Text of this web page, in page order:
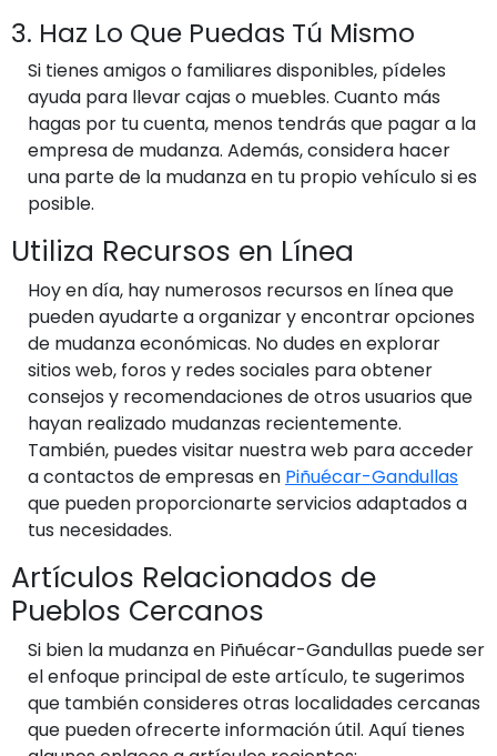
3. Haz Lo Que Puedas Tú Mismo
Si tienes amigos o familiares disponibles, pídeles
ayuda para llevar cajas o muebles. Cuanto más
hagas por tu cuenta, menos tendrás que pagar a la
empresa de mudanza. Además, considera hacer
una parte de la mudanza en tu propio vehículo si es
posible.
Utiliza Recursos en Línea
Hoy en día, hay numerosos recursos en línea que
pueden ayudarte a organizar y encontrar opciones
de mudanza económicas. No dudes en explorar
sitios web, foros y redes sociales para obtener
consejos y recomendaciones de otros usuarios que
hayan realizado mudanzas recientemente.
También, puedes visitar nuestra web para acceder
a contactos de empresas en Piñuécar-Gandullas
que pueden proporcionarte servicios adaptados a
tus necesidades.
Artículos Relacionados de
Pueblos Cercanos
Si bien la mudanza en Piñuécar-Gandullas puede ser
el enfoque principal de este artículo, te sugerimos
que también consideres otras localidades cercanas
que pueden ofrecerte información útil. Aquí tienes